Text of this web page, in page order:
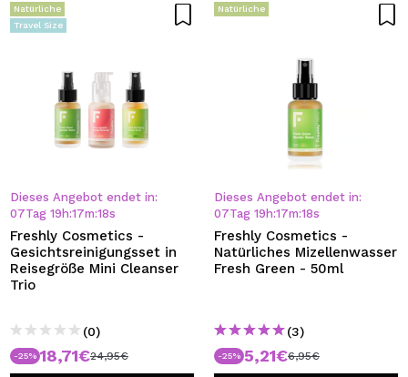
Natürliche
Travel Size
Dieses Angebot endet in:
07Tag 19 h:17m:18s
Freshly Cosmetics -
Gesichtsreinigungsset in
Reisegröße Mini Cleanser
Trio
(0)
-25% 18,71€24,95€
Natürliche
Dieses Angebot endet in:
07Tag 19 h:17m:18s
Freshly Cosmetics -
Natürliches Mizellenwasser
Fresh Green - 50ml
(3)
-25% 5,21€6,95€